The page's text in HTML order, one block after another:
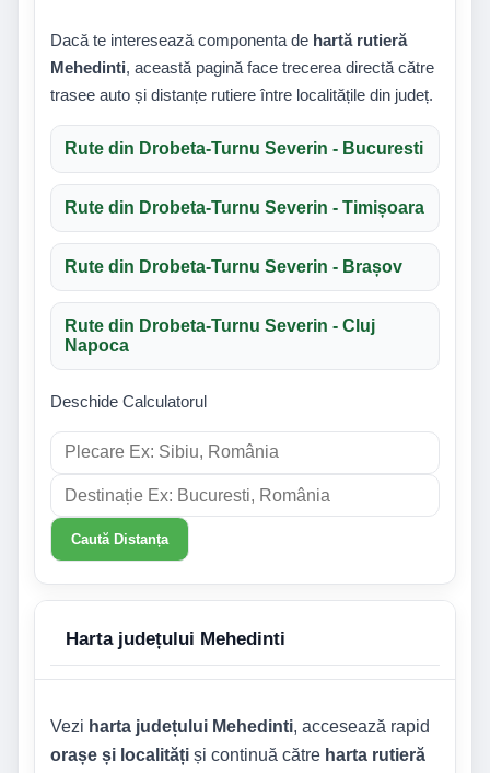
Dacă te interesează componenta de hartă rutieră
Mehedinti, această pagină face trecerea directă către
trasee auto și distanțe rutiere între localitățile din județ.
Rute din Drobeta-Turnu Severin - Bucuresti
Rute din Drobeta-Turnu Severin - Timișoara
Rute din Drobeta-Turnu Severin - Brașov
Rute din Drobeta-Turnu Severin - Cluj
Napoca
Deschide Calculatorul
Caută Distanța
Harta județului Mehedinti
Vezi harta județului Mehedinti, accesează rapid
orașe și localități și continuă către harta rutieră